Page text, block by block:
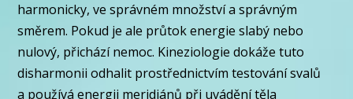
harmonicky, ve správném množství a správným
směrem. Pokud je ale průtok energie slabý nebo
nulový, přichází nemoc. Kineziologie dokáže tuto
disharmonii odhalit prostřednictvím testování svalů
a používá energii meridiánů při uvádění těla